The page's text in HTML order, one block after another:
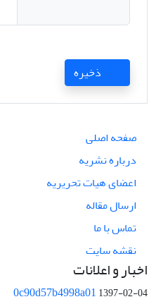
ذخیره
صفحه اصلی
درباره نشریه
اعضای هیات تحریریه
ارسال مقاله
تماس با ما
نقشه سایت
اخبار و اعلانات
0c90d57b4998a011397-02-04